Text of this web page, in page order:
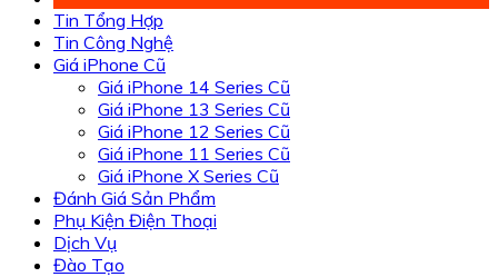
Tin Tổng Hợp
Tin Công Nghệ
Giá iPhone Cũ
Giá iPhone 14 Series Cũ
Giá iPhone 13 Series Cũ
Giá iPhone 12 Series Cũ
Giá iPhone 11 Series Cũ
Giá iPhone X Series Cũ
Đánh Giá Sản Phẩm
Phụ Kiện Điện Thoại
Dịch Vụ
Đào Tạo